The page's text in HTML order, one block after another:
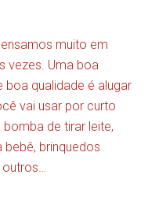
muito em
vezes. Uma boa
qualidade é alugar
vai usar por curto
de tirar leite,
bebê, brinquedos
outros…